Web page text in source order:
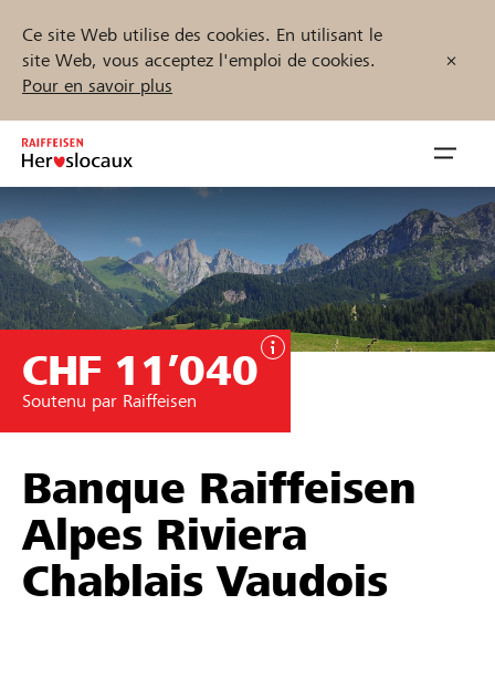
Ce site Web utilise des cookies. En utilisant le
site Web, vous acceptez l'emploi de cookies.
Pour en savoir plus
Inhalt
springen
öffnen
Parrainer
Soutien & assistance
Partenaires / Banques Raiffeisen
Trouvez des projets et des organisations
Démarrez maintenant
CHF 11’040
Soutenu par Raiffeisen
Banque Raiffeisen
Alpes Riviera
Chablais Vaudois